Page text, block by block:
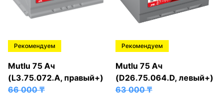
Рекомендуем
Mutlu 75 Ач
(L3.75.072.A, правый+)
66 000₸
Рекомендуем
Mutlu 75 Ач
(D26.75.064.D, левый+)
63 000₸